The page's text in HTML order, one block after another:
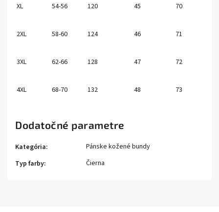
XL 54-56 120 45 70
2XL 58-60 124 46 71
3XL 62-66 128 47 72
4XL 68-70 132 48 73
Dodatočné parametre
Kategória:
Pánske kožené bundy
Typ farby: Čierna